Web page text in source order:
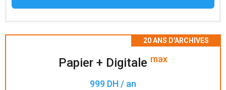
Papier + Digitale max
999 DH / an